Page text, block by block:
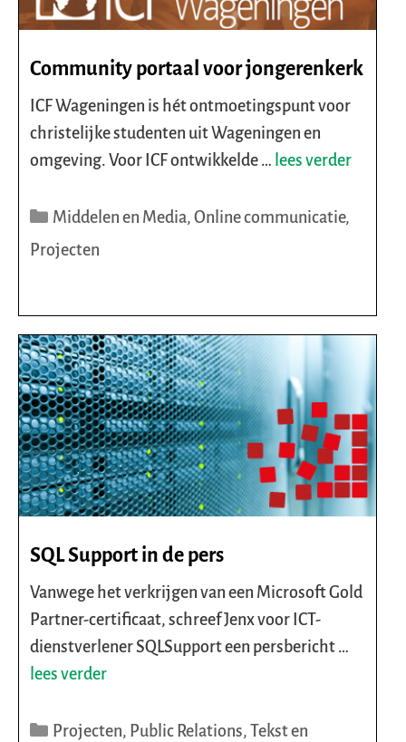
Community portaal voor jongerenkerk
ICF Wageningen is hét ontmoetingspunt voor
christelijke studenten uit Wageningen en
omgeving. Voor ICF ontwikkelde … lees verder
Categorieën
Middelen en Media, Online communicatie,
Projecten
SQL Support in de pers
Vanwege het verkrijgen van een Microsoft Gold
Partner-certificaat, schreef Jenx voor ICT-
dienstverlener SQLSupport een persbericht …
lees verder
Categorieën
Projecten, Public Relations, Tekst en